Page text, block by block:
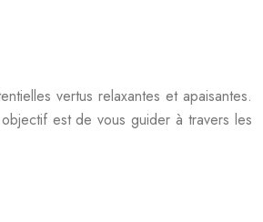
vertus relaxantes et apaisantes.
est de vous guider à travers les